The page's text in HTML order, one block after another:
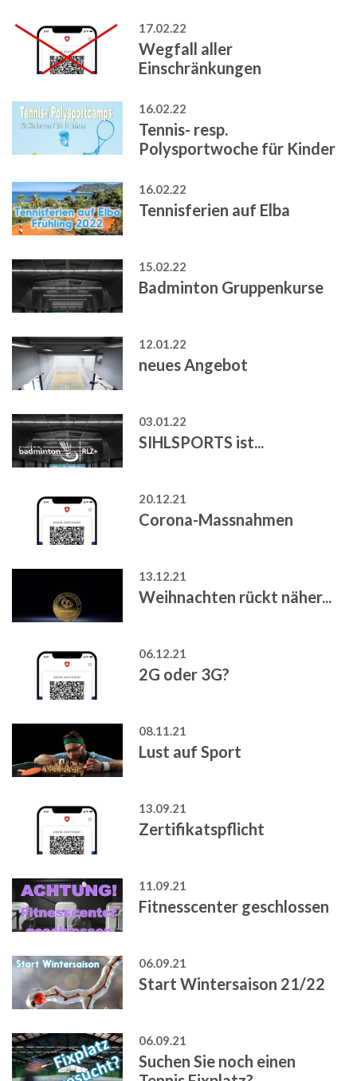
17.02.22
Wegfall aller
Einschränkungen
16.02.22
Tennis- resp.
Polysportwoche für Kinder
16.02.22
Tennisferien auf Elba
15.02.22
Badminton Gruppenkurse
12.01.22
neues Angebot
03.01.22
SIHLSPORTS ist...
20.12.21
Corona-Massnahmen
13.12.21
Weihnachten rückt näher...
06.12.21
2G oder 3G?
08.11.21
Lust auf Sport
13.09.21
Zertifikatspflicht
11.09.21
Fitnesscenter geschlossen
06.09.21
Start Wintersaison 21/22
06.09.21
Suchen Sie noch einen